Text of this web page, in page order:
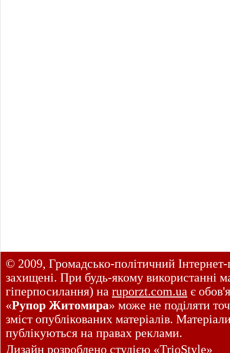
© 2009, Громадсько-політичний
захищені. При будь-якому використанні
гіперпосилання) на ruporzt.com.ua є
«Рупор Житомира» може не поділяти
зміст опублікованих матеріалів.
публікуються на правах реклами.
Дизайн розроблено студією «TrioStyle»